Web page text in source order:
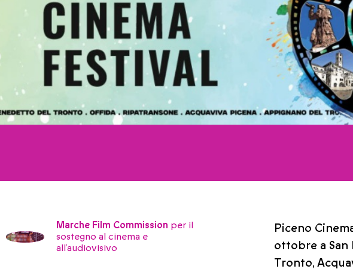
Piceno
ottobre a
Tronto,
Marche Film Commission per il
sostegno al cinema e
all’audiovisivo